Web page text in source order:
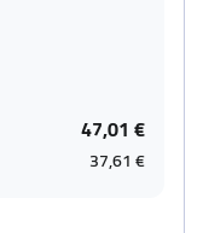
47,01 €
37,61 €